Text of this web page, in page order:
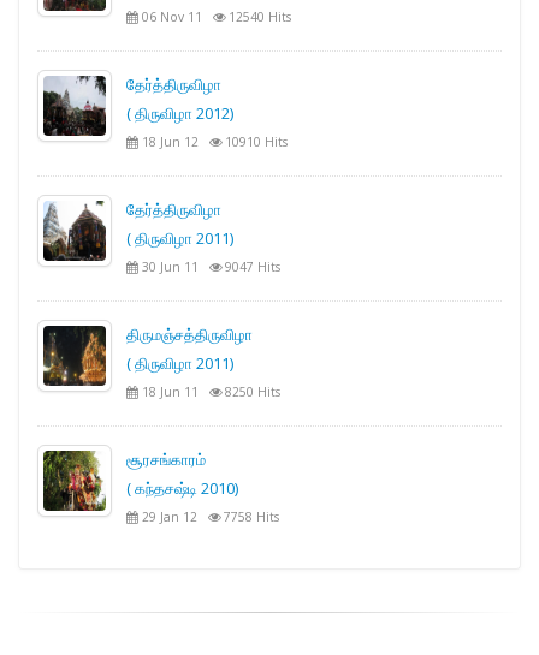
06 Nov 11 12540 Hits
தேர்த்திருவிழா
( திருவிழா 2012)
18 Jun 12 10910 Hits
தேர்த்திருவிழா
( திருவிழா 2011)
30 Jun 11 9047 Hits
திருமஞ்சத்திருவிழா
( திருவிழா 2011)
18 Jun 11 8250 Hits
சூரசங்காரம்
( கந்தசஷ்டி 2010)
29 Jan 12 7758 Hits